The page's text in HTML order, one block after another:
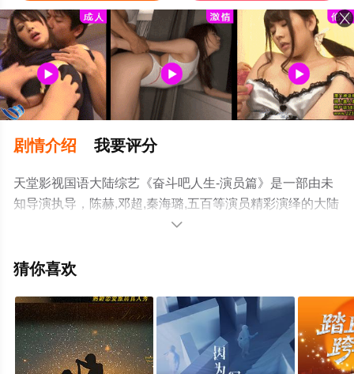
剧情介绍 我要评分
天堂影视国语大陆综艺《奋斗吧人生-演员篇》是一部由未
知导演执导，陈赫,邓超,秦海璐,五百等演员精彩演绎的大陆
综艺，手机免费观看高清无删减完整版综艺就上天堂电影
平台了解。

猜你喜欢